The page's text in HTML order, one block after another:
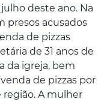
deste ano. Na
presos acusados
de pizzas
de 31 anos de
da igreja, bem
de pizzas por
A mulher